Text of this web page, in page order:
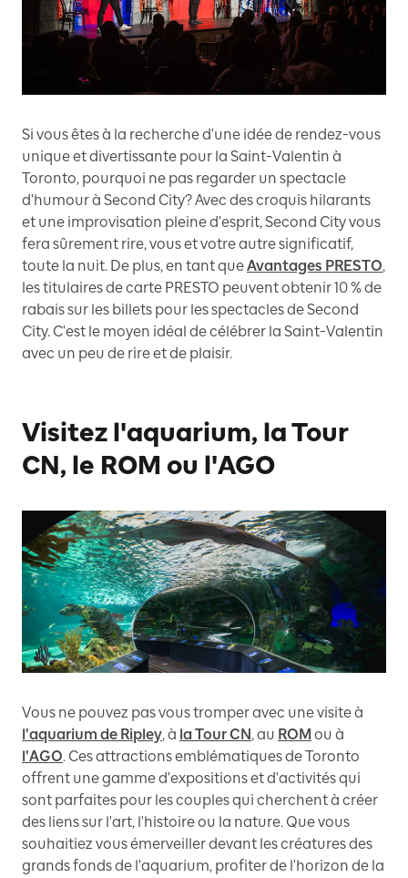
Si vous êtes à la recherche d'une idée de rendez-vous
unique et divertissante pour la Saint-Valentin à
Toronto, pourquoi ne pas regarder un spectacle
d'humour à Second City? Avec des croquis hilarants
et une improvisation pleine d'esprit, Second City vous
fera sûrement rire, vous et votre autre significatif,
toute la nuit. De plus, en tant queAvantages PRESTO,
les titulaires de carte PRESTO peuvent obtenir 10 % de
rabais sur les billets pour les spectacles de Second
City. C'est le moyen idéal de célébrer la Saint-Valentin
avec un peu de rire et de plaisir.
Visitez l'aquarium, la Tour
CN, le ROM ou l'AGO
Vous ne pouvez pas vous tromper avec une visite à
l'aquarium de Ripley, à la Tour CN, au ROM ou à
l'AGO. Ces attractions emblématiques de Toronto
offrent une gamme d'expositions et d'activités qui
sont parfaites pour les couples qui cherchent à créer
des liens sur l'art, l'histoire ou la nature. Que vous
souhaitiez vous émerveiller devant les créatures des
grands fonds de l'aquarium, profiter de l'horizon de la